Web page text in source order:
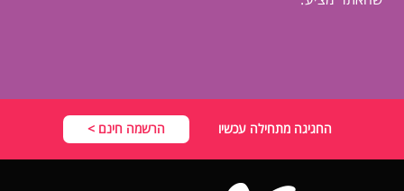
החגיגה מתחילה עכשיו הרשמה חינם >